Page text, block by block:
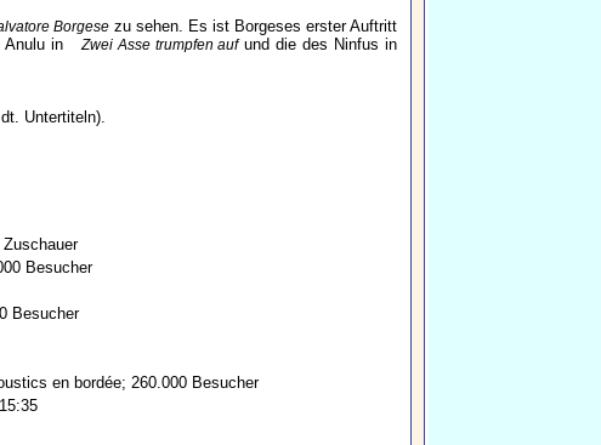
Borgesezu sehen. Es ist Borgeses erster Auftritt
Anulu in
Zwei Asse trumpfen aufund die des Ninfus in
Untertiteln).
Besucher
Besucher
en bordée; 260.000 Besucher